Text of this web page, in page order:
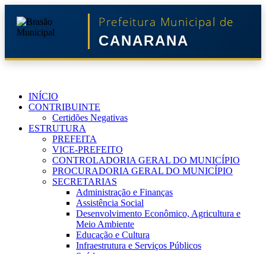
Prefeitura Municipal de
CANARANA
INÍCIO
CONTRIBUINTE
Certidões Negativas
ESTRUTURA
PREFEITA
VICE-PREFEITO
CONTROLADORIA GERAL DO MUNICÍPIO
PROCURADORIA GERAL DO MUNICÍPIO
SECRETARIAS
Administração e Finanças
Assistência Social
Desenvolvimento Econômico, Agricultura e
Meio Ambiente
Educação e Cultura
Infraestrutura e Serviços Públicos